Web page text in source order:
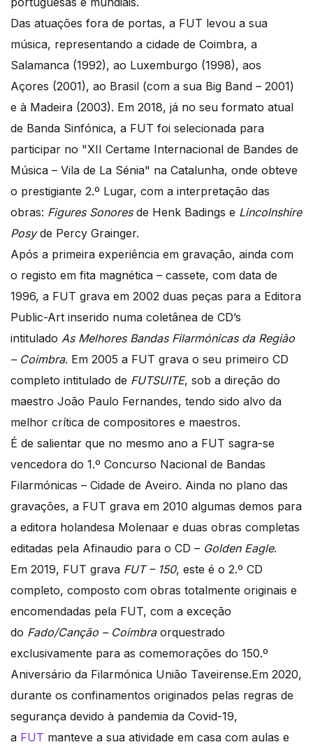
Das atuações fora de portas, a FUT levou a sua
música, representando a cidade de Coimbra, a
Salamanca (1992), ao Luxemburgo (1998), aos
Açores (2001), ao Brasil (com a sua Big Band – 2001)
e à Madeira (2003). Em 2018, já no seu formato atual
de Banda Sinfónica, a FUT foi selecionada para
participar no "XII Certame Internacional de Bandes de
Música – Vila de La Sénia" na Catalunha, onde obteve
o prestigiante 2.º Lugar, com a interpretação das
obras: Figures Sonores de Henk Badings e Lincolnshire
Posyde Percy Grainger.
Após a primeira experiência em gravação, ainda com
o registo em fita magnética – cassete, com data de
1996, a FUT grava em 2002 duas peças para a Editora
Public-Art inserido numa coletânea de CD’s
intitulado As Melhores Bandas Filarmónicas da Região
– Coimbra. Em 2005 a FUT grava o seu primeiro CD
completo intitulado de FUTSUITE, sob a direção do
maestro João Paulo Fernandes, tendo sido alvo da
melhor crítica de compositores e maestros.
É de salientar que no mesmo ano a FUT sagra-se
vencedora do 1.º Concurso Nacional de Bandas
Filarmónicas – Cidade de Aveiro. Ainda no plano das
gravações, a FUT grava em 2010 algumas demos para
a editora holandesa Molenaar e duas obras completas
editadas pela Afinaudio para o CD – Golden Eagle.
Em 2019, FUT grava FUT – 150, este é o 2.º CD
completo, composto com obras totalmente originais e
encomendadas pela FUT, com a exceção
do Fado/Canção – Coimbraorquestrado
exclusivamente para as comemorações do 150.º
Aniversário da Filarmónica União Taveirense.Em 2020,
durante os confinamentos originados pelas regras de
segurança devido à pandemia da Covid-19,
a FUT manteve a sua atividade em casa com aulas e